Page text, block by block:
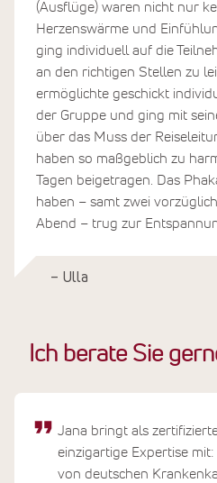
(Ausflüge) waren nicht nur
Herzenswärme und
ging individuell auf die
an den richtigen Stellen zu
ermöglichte geschickt
der Gruppe und ging mit
über das Muss der
haben so maßgeblich zu
Tagen beigetragen. Das
haben – samt zwei
Abend – trug zur
– Ulla
Ich berate Sie
Jana bringt als
einzigartige Expertise
von deutschen